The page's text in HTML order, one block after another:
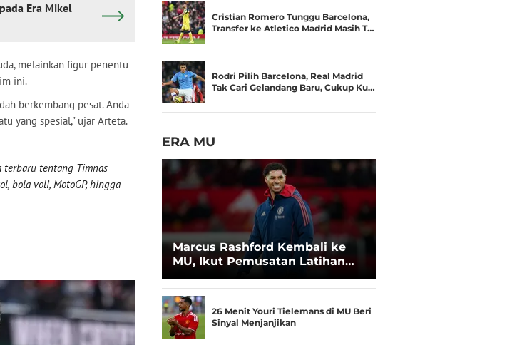
Era Mikel
melainkan figur penentu
ini.
berkembang pesat. Anda
yang spesial," ujar Arteta.
tentang Timnas
bola voli, MotoGP, hingga
Cristian Romero Tunggu Barcelona,
Transfer ke Atletico Madrid Masih T…
Rodri Pilih Barcelona, Real Madrid
Tak Cari Gelandang Baru, Cukup Ku…
ERA MU
Marcus Rashford Kembali ke
MU, Ikut Pemusatan Latihan
Antusias Menyambut
26 Menit Youri Tielemans di MU Beri
Sinyal Menjanjikan